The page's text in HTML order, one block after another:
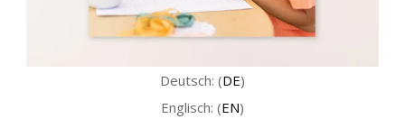
Deutsch: (DE)
Englisch: (EN)